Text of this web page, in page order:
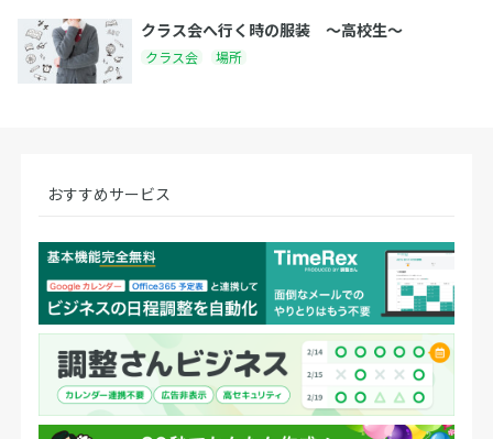
クラス会へ行く時の服装 〜高校生〜
クラス会 場所
おすすめサービス